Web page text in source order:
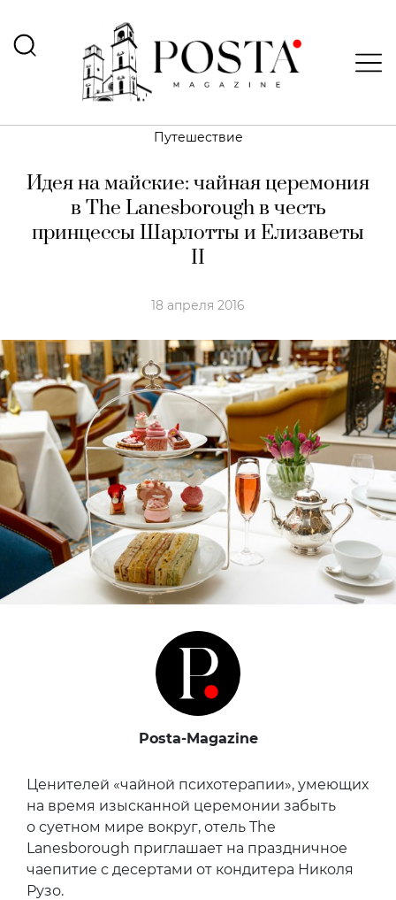
Путешествие
Идея на майские: чайная церемония
в The Lanesborough в честь
принцессы Шарлотты и Елизаветы
II
18 апреля 2016
Posta-Magazine
Ценителей «чайной психотерапии», умеющих
на время изысканной церемонии забыть
о суетном мире вокруг, отель The
Lanesborough приглашает на праздничное
чаепитие с десертами от кондитера Николя
Рузо.